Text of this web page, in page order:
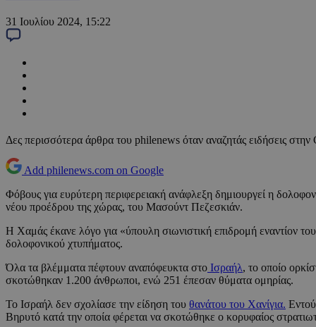
31 Ιουλίου 2024, 15:22
Δες περισσότερα άρθρα του philenews όταν αναζητάς ειδήσεις στην
Add philenews.com on Google
Φόβους για ευρύτερη περιφερειακή ανάφλεξη δημιουργεί η
νέου προέδρου της χώρας, του Μασούντ Πεζεσκιάν.
Η Χαμάς έκανε λόγο για «ύπουλη σιωνιστική επιδρομή εναντίον
δολοφονικού χτυπήματος.
Όλα τα βλέμματα πέφτουν αναπόφευκτα στο Ισραήλ, το οποίο
σκοτώθηκαν 1.200 άνθρωποι, ενώ 251 έπεσαν θύματα ομηρίας.
Το Ισραήλ δεν σχολίασε την είδηση του θανάτου του Χανίγια.
Βηρυτό κατά την οποία φέρεται να σκοτώθηκε ο κορυφαίος